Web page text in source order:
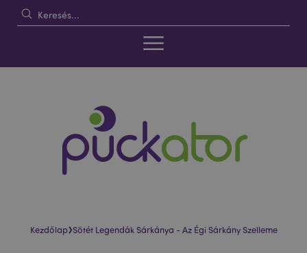
Kezdőlap›Sötét Legendák Sárkánya - Az Égi Sárkány Szelleme